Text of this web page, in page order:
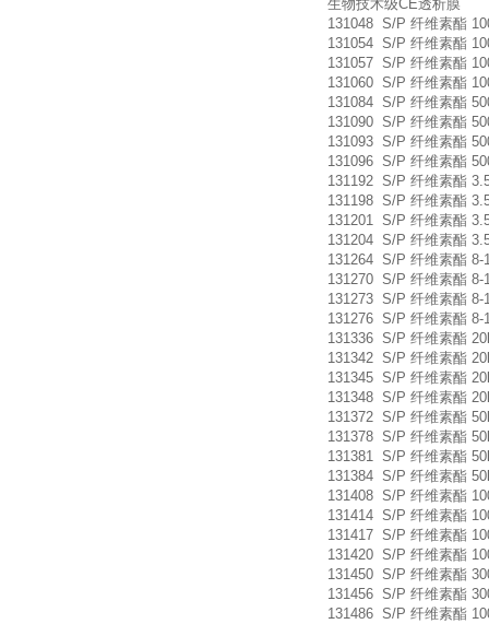
生物技术级CE透析膜
131048 S/P 纤维素酯
131054 S/P 纤维素酯
131057 S/P 纤维素酯
131060 S/P 纤维素酯
131084 S/P 纤维素酯
131090 S/P 纤维素酯
131093 S/P 纤维素酯
131096 S/P 纤维素酯
131192 S/P 纤维素酯
131198 S/P 纤维素酯
131201 S/P 纤维素酯
131204 S/P 纤维素酯
131264 S/P 纤维素酯
131270 S/P 纤维素酯
131273 S/P 纤维素酯
131276 S/P 纤维素酯
131336 S/P 纤维素酯
131342 S/P 纤维素酯
131345 S/P 纤维素酯
131348 S/P 纤维素酯
131372 S/P 纤维素酯
131378 S/P 纤维素酯
131381 S/P 纤维素酯
131384 S/P 纤维素酯
131408 S/P 纤维素酯
131414 S/P 纤维素酯
131417 S/P 纤维素酯
131420 S/P 纤维素酯
131450 S/P 纤维素酯
131456 S/P 纤维素酯
131486 S/P 纤维素酯